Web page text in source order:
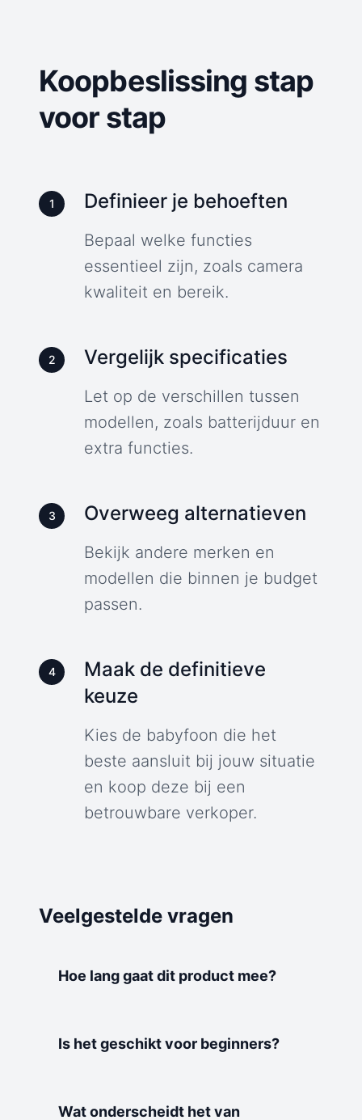
Koopbeslissing stap
voor stap
1 Definieer je behoeften
Bepaal welke functies
essentieel zijn, zoals camera
kwaliteit en bereik.
2 Vergelijk specificaties
Let op de verschillen tussen
modellen, zoals batterijduur en
extra functies.
3 Overweeg alternatieven
Bekijk andere merken en
modellen die binnen je budget
passen.
4
Maak de definitieve
keuze
Kies de babyfoon die het
beste aansluit bij jouw situatie
en koop deze bij een
betrouwbare verkoper.
Veelgestelde vragen
Hoe lang gaat dit product mee?
Is het geschikt voor beginners?
Wat onderscheidt het van